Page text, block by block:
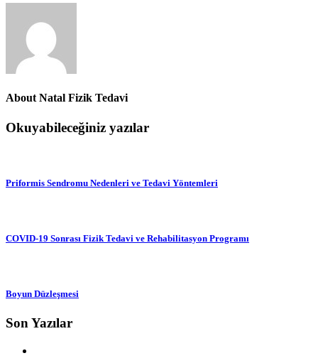
AboutNatal Fizik Tedavi
Okuyabileceğiniz yazılar
Priformis Sendromu Nedenleri ve Tedavi Yöntemleri
COVID-19 Sonrası Fizik Tedavi ve Rehabilitasyon Programı
Boyun Düzleşmesi
Son Yazılar